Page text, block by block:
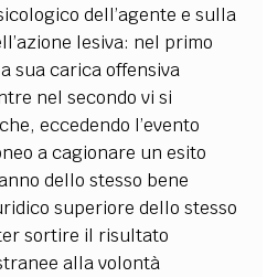
dell’agente e sulla
lesiva: nel primo
sua carica offensiva
nel secondo vi si
eccedendo l’evento
a cagionare un esito
dello stesso bene
superiore dello stesso
sortire il risultato
alla volontà